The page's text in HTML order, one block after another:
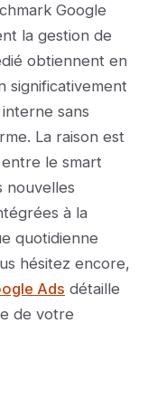
Google
la gestion de
obtiennent en
significativement
sans
La raison est
le smart
nouvelles
à la
quotidienne
hésitez encore,
Ads détaille
de votre